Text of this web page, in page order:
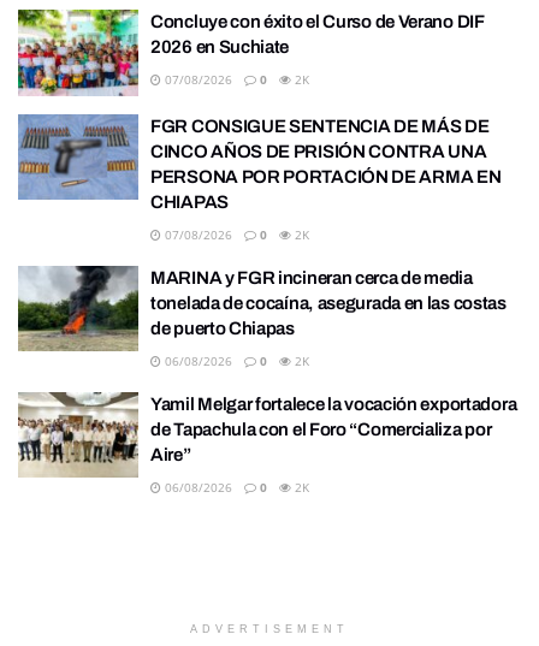
Concluye con éxito el Curso de Verano DIF
2026 en Suchiate
07/08/2026 0 2K
FGR CONSIGUE SENTENCIA DE MÁS DE
CINCO AÑOS DE PRISIÓN CONTRA UNA
PERSONA POR PORTACIÓN DE ARMA EN
CHIAPAS
07/08/2026 0 2K
MARINA y FGR incineran cerca de media
tonelada de cocaína, asegurada en las costas
de puerto Chiapas
06/08/2026 0 2K
Yamil Melgar fortalece la vocación exportadora
de Tapachula con el Foro “Comercializa por
Aire”
06/08/2026 0 2K
ADVERTISEMENT